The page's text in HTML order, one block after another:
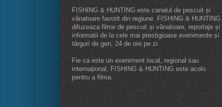
FISHING & HUNTING este canalul de pescuit și
vânatoare favorit din regiune. FISHING & HUNTING
difuzeaza filme de pescuit și vânatoare, reportaje și
informatii de la cele mai prestigioase evenimente și
târguri de gen, 24 de ore pe zi.
Fie ca este un eveniment local, regional sau
internaţional, FISHING & HUNTING este acolo
pentru a filma.